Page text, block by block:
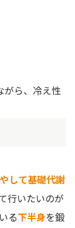
がら、冷え性
して基礎代謝
行いたいのが
る下半身を鍛